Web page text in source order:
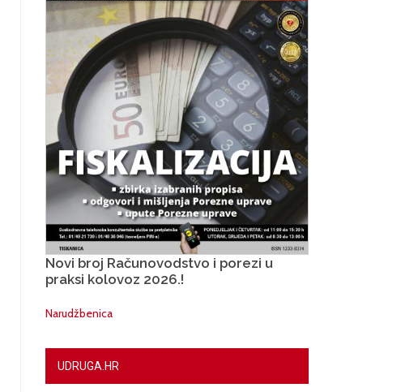
Novi broj Računovodstvo i porezi u
praksi kolovoz 2026.!
Narudžbenica
UDRUGA.HR